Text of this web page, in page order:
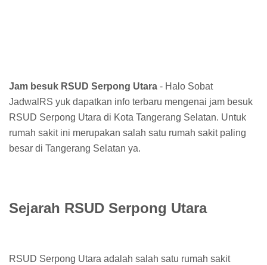
Jam besuk RSUD Serpong Utara - Halo Sobat
JadwalRS yuk dapatkan info terbaru mengenai jam besuk
RSUD Serpong Utara di Kota Tangerang Selatan. Untuk
rumah sakit ini merupakan salah satu rumah sakit paling
besar di Tangerang Selatan ya.
Sejarah RSUD Serpong Utara
RSUD Serpong Utara adalah salah satu rumah sakit